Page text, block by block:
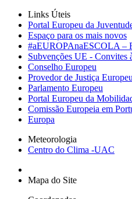
Links Úteis
Portal Europeu da
Espaço para os mais novos
#aEUROPAnaESCOLA –
Subvenções UE - Convites
Conselho Europeu
Provedor de Justiça
Parlamento Europeu
Portal Europeu da
Comissão Europeia em
Europa
Meteorologia
Centro do Clima -UAC
Mapa do Site